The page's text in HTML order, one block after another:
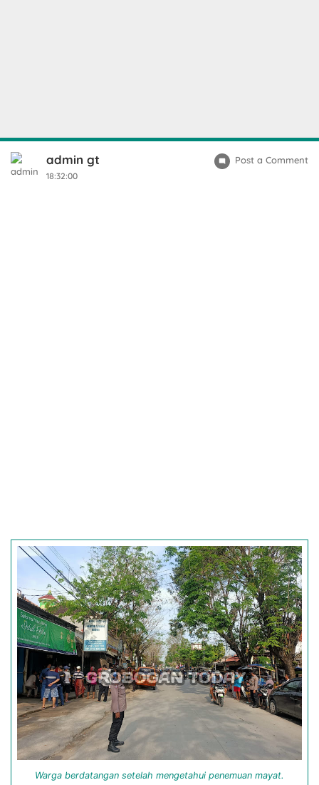
admin gt
18:32:00
Post a Comment
Warga berdatangan setelah mengetahui penemuan mayat.